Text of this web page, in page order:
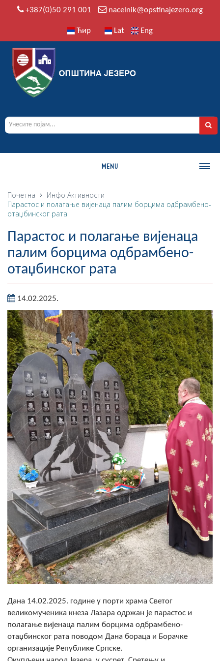
+387(0)50 291 001 nacelnik@opstinajezero.org
Ћир Lat Eng
MENU
О ОПШТИНИ
Историја
Географија
Насељена мјеста
Занимљивости
Фотогалерија
НАЧЕЛНИК
О Начелнику
Замјеник начелника
Извјештај о раду начелника
СКУПШТИНА
Статут Општине
Скупштинско вијеће општине језеро
Састав Скупштине
Службени Гласници
ОПШТИНСКА УПРАВА
ИНФО
Вијести
Активности
Јавни позиви
Обавјештења
Заштита од пожара
Почетна Инфо Активности
Парастос и полагање вијенаца палим борцима одбрамбено-
отаџбинског рата
Парастос и полагање вијенаца
палим борцима одбрамбено-
отаџбинског рата
14.02.2025.
Дана 14.02.2025. године у порти храма Светог
великомученика кнеза Лазара одржан је парастос и
полагање вијенаца палим борцима одбрамбено-
отаџбинског рата поводом Дана бораца и Борачке
организације Републике Српске.